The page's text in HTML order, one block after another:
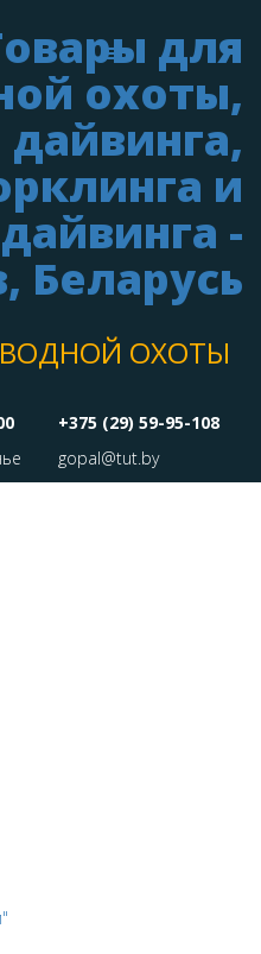
ОХОТЫ
+375 (29) 59-95-108
gopal@tut.by